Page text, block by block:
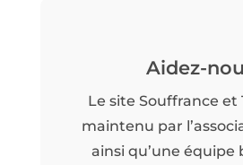
Aidez-
Le site Souffrance et
maintenu par
ainsi qu’une équipe